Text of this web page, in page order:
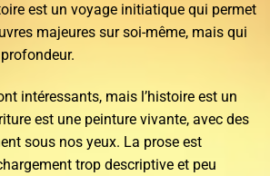
est un voyage initiatique qui permet
majeures sur soi-même, mais qui
intéressants, mais l’histoire est un
est une peinture vivante, avec des
sous nos yeux. La prose est
trop descriptive et peu